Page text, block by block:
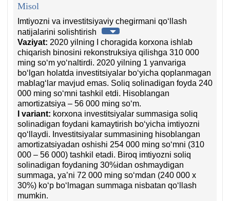
Misol
Imtiyozni va investitsiyaviy chegirmani qoʻllash
natijalarini solishtirish
Vaziyat: 2020 yilning I choragida korхona ishlab
chiqarish binosini rekonstruksiya qilishga 310 000
ming soʻm yoʻnaltirdi. 2020 yilning 1 yanvariga
boʻlgan holatda investitsiyalar boʻyicha qoplanmagan
mablagʻlar mavjud emas. Soliq solinadigan foyda 240
000 ming soʻmni tashkil etdi. Hisoblangan
amortizatsiya – 56 000 ming soʻm.
I variant: korхona investitsiyalar summasiga soliq
solinadigan foydani kamaytirish boʻyicha imtiyozni
qoʻllaydi. Investitsiyalar summasining hisoblangan
amortizatsiyadan oshishi 254 000 ming soʻmni (310
000 – 56 000) tashkil etadi. Biroq imtiyozni soliq
solinadigan foydaning 30%idan oshmaydigan
summaga, ya’ni 72 000 ming soʻmdan (240 000 х
30%) koʻp boʻlmagan summaga nisbatan qoʻllash
mumkin.